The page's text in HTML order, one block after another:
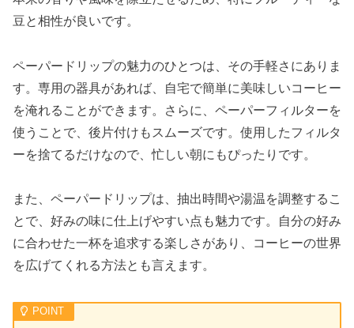
豆と相性が良いです。
ペーパードリップの魅力のひとつは、その手軽さにありま
す。専用の器具があれば、自宅で簡単に美味しいコーヒー
を淹れることができます。さらに、ペーパーフィルターを
使うことで、後片付けもスムーズです。使用したフィルタ
ーを捨てるだけなので、忙しい朝にもぴったりです。
また、ペーパードリップは、抽出時間や湯温を調整するこ
とで、好みの味に仕上げやすい点も魅力です。自分の好み
に合わせた一杯を追求する楽しさがあり、コーヒーの世界
を広げてくれる方法とも言えます。